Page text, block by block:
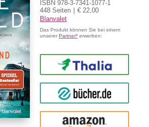
ISBN 978-3-7341-1077-1
448 Seiten
€ 22,00
Blanvalet
Das Produkt können Sie bei einem
unsererPartner* erwerben:
Thalia
buecher.de
Amazon